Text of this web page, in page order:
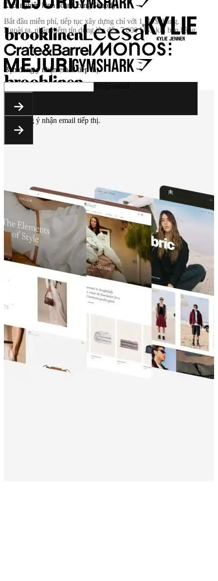
Khởi nghiệp kinh doanh cùng Shopify
Bắt đầu miễn phí, tiếp tục xây dựng chỉ với 1 US$/tháng.
Ngoài ra, nhận điểm tín dụng lên đến 7.000 US$ khi bán hàng.
Bạn đồng ý nhận email tiếp thị.
Bạn đồng ý nhận email tiếp thị.